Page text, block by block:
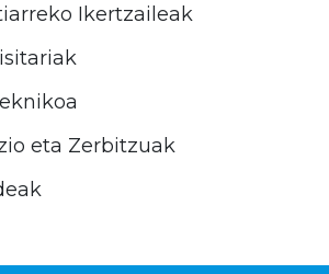
Ikertzaileak
eta Zerbitzuak